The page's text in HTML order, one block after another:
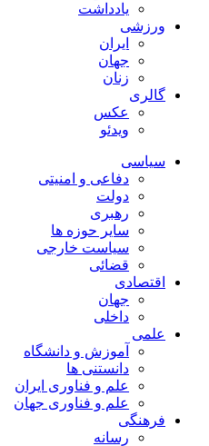
یادداشت
ورزشی
ایران
جهان
زنان
گالری
عکس
ویدئو
سیاسی
دفاعی و امنیتی
دولت
رهبری
سایر حوزه ها
سیاست خارجی
قضائی
اقتصادی
جهان
داخلی
علمی
آموزش و دانشگاه
دانستنی ها
علم و فناوری ایران
علم و فناوری جهان
فرهنگی
رسانه